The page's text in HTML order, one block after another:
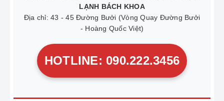
LẠNH BÁCH KHOA
Địa chỉ: 43 - 45 Đường Bưởi (Vòng Quay Đường Bưởi
- Hoàng Quốc Việt)
HOTLINE: 090.222.3456